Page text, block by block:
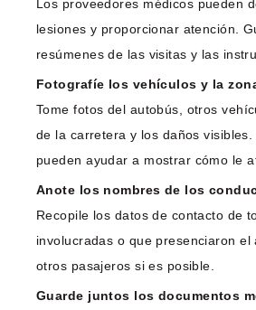
Los proveedores médicos pueden
lesiones y proporcionar atención.
resúmenes de las visitas y las
Fotografíe los vehículos y la
Tome fotos del autobús, otros
de la carretera y los daños
pueden ayudar a mostrar cómo le
Anote los nombres de los
Recopile los datos de contacto de
involucradas o que presenciaron el
otros pasajeros si es posible.
Guarde juntos los documentos